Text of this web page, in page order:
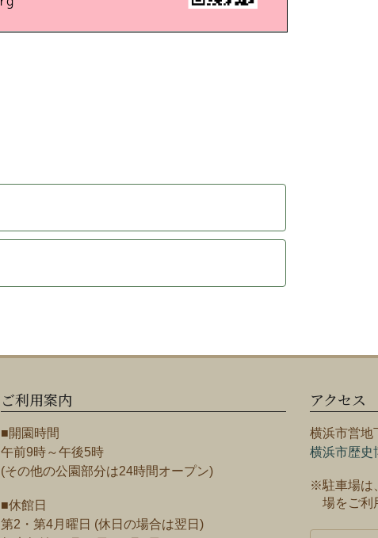
ご利用案内
■開園時間
午前9時～午後5時
(その他の公園部分は24時間オープン)
■休館日
第2・第4月曜日 (休日の場合は翌日)
アクセス
横浜市営地
横浜市歴史
※駐車場は
場をご利